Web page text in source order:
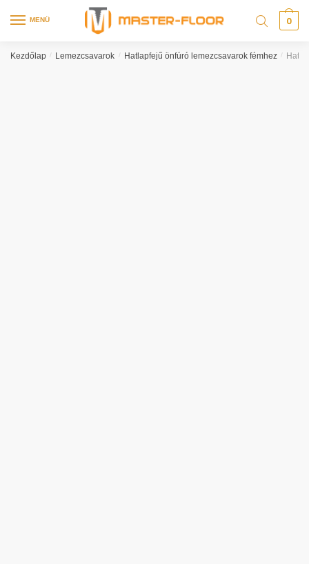
MENÜ 0
Kezdőlap / Lemezcsavarok / Hatlapfejű önfúró lemezcsavarok fémhez /